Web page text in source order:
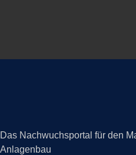
Das Nachwuchsportal für den
Anlagenbau